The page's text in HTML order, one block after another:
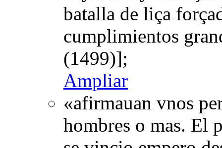
batalla de liça
cumplimientos
(1499)];
Ampliar
«afirmauan vnos
hombres o mas. El